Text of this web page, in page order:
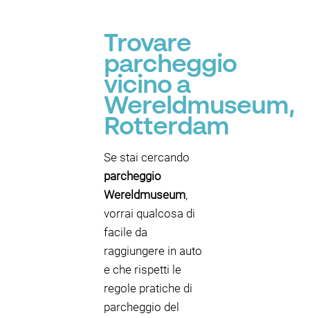
Trovare
parcheggio
vicino a
Wereldmuseum,
Rotterdam
Se stai cercando
parcheggio
Wereldmuseum,
vorrai qualcosa di
facile da
raggiungere in auto
e che rispetti le
regole pratiche di
parcheggio del